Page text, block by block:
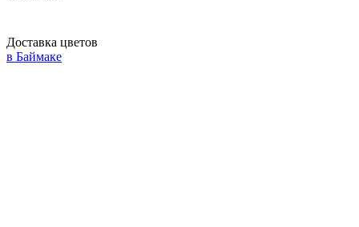
Доставка цветов
в Баймаке